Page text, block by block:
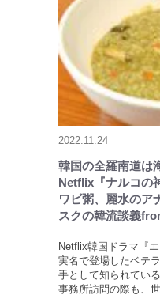
2022.11.24
韓国の全羅南道は
Netflix『ナルコの
ワビ粥、麗水のア
スクの韓流談義
Netflix韓国ドラマ『
実名で登場したベテ
手として知られてい
事務所訪問の際も、